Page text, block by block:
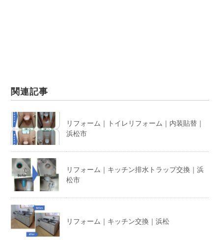
関連記事
リフォーム｜トイレリフォーム｜内装貼替｜
浜松市
リフォーム｜キッチン排水トラップ交換｜浜
松市
リフォーム｜キッチン交換｜浜松